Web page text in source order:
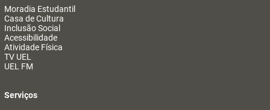
Moradia Estudantil
Casa de Cultura
Inclusão Social
Acessibilidade
Atividade Física
TV UEL
UEL FM
Serviços